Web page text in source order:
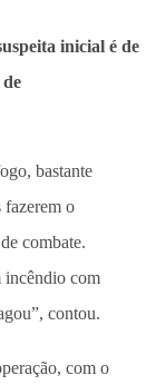
inicial é de
bastante
fazerem o
combate.
incêndio com
contou.
com o